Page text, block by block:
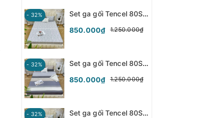
- 32%
Set ga gối Tencel 80S - Hoa Tiết - SGGT80-032
850.000₫
1.250.000₫
- 32%
Set ga gối Tencel 80S - Hoa Tiết - SGGT80-031
850.000₫
1.250.000₫
- 32%
Set ga gối Tencel 80S - Hoa Tuylip - SGGT80-030